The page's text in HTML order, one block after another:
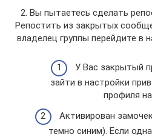
2. Вы пытаетесь сделать
Репостить из закрытых
владелец группы перейдите в
У Вас закрытый
зайти в настройки
профиля
Активирован
темно синим). Если